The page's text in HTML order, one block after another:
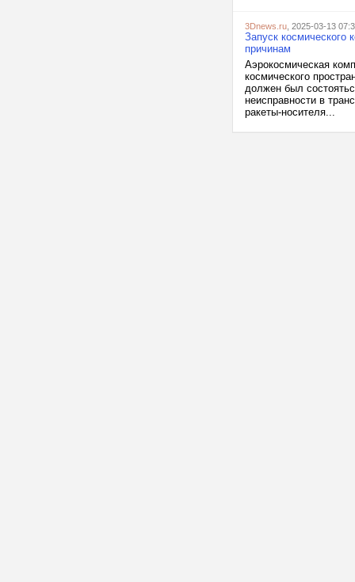
3Dnews.ru , 2025-03-13
Запуск космического
причинам
Аэрокосмическая
космического
должен был
неисправности в
ракеты-носителя...